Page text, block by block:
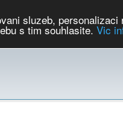
sluzeb,
s tim souhlasite. Vic